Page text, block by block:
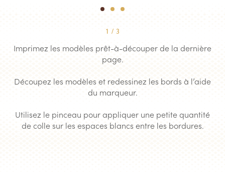
1 2 3
1 / 3
Imprimez les modèles prêt-à-découper de la dernière
page.
Découpez les modèles et redessinez les bords à l’aide
du marqueur.
Utilisez le pinceau pour appliquer une petite quantité
de colle sur les espaces blancs entre les bordures.